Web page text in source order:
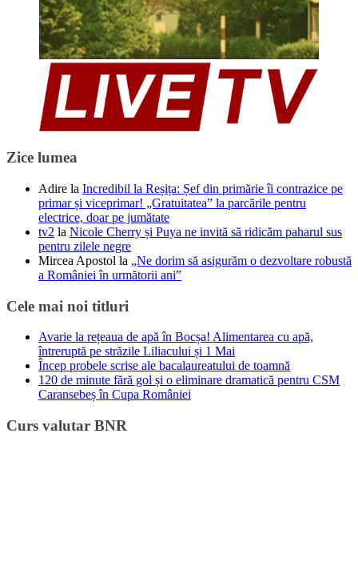
Zice lumea
Adire la Incredibil la Reșița: Șef din primărie îi contrazice pe
primar și viceprimar! „Gratuitatea” la parcările pentru
electrice, doar pe jumătate
tv2 la Nicole Cherry și Puya ne invită să ridicăm paharul sus
pentru zilele negre
Mircea Apostol la „Ne dorim să asigurăm o dezvoltare robustă
a României în următorii ani”
Cele mai noi titluri
Avarie la rețeaua de apă în Bocșa! Alimentarea cu apă,
întreruptă pe străzile Liliacului și 1 Mai
Încep probele scrise ale bacalaureatului de toamnă
120 de minute fără gol și o eliminare dramatică pentru CSM
Caransebeș în Cupa României
Curs valutar BNR